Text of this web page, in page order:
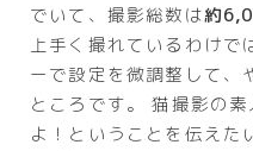
でいて、撮影総数は約
上手く撮れているわけ
ーで設定を微調整して、
ところです。 猫撮影の
よ！ということを伝えた